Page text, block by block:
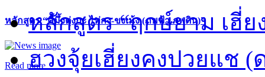
หลักสูตร “คี้มึ้งตุ่งกะ ไท่กง-ขงเม้ง (ภพฟ้า ภพดิน)”
Read more
หลักสูตร “ฤกษ์ยาม เฮี่ย
ฮวงจุ้ยเฮี่ยงคงปวยแช (